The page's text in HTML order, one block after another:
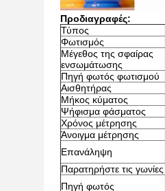
Προδιαγραφές:
Τύπος
Φωτισμός
Μέγεθος της σφαίρας
ενσωμάτωσης
Πηγή φωτός φωτισμού
Αισθητήρας
Μήκος κύματος
Ψήφισμα φάσματος
Χρόνος μέτρησης
Άνοιγμα μέτρησης
Επανάληψη
Παρατηρήστε τις γωνίες
Πηγή φωτός